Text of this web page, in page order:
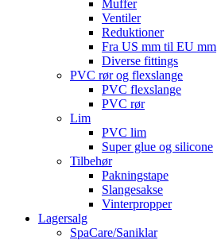
Muffer
Ventiler
Reduktioner
Fra US mm til EU mm
Diverse fittings
PVC rør og flexslange
PVC flexslange
PVC rør
Lim
PVC lim
Super glue og silicone
Tilbehør
Pakningstape
Slangesakse
Vinterpropper
Lagersalg
SpaCare/Saniklar